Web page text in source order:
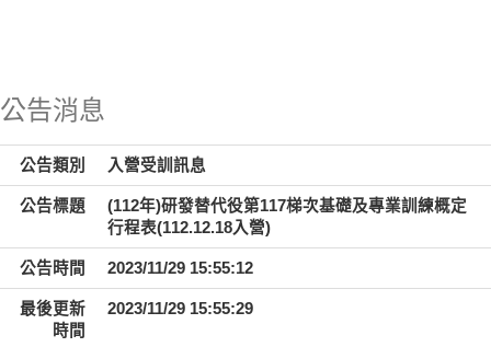
公告消息
公告類別 入營受訓訊息
公告標題
(112年)研發替代役第117梯次基礎及專業訓練概定
行程表(112.12.18入營)
公告時間 2023/11/29 15:55:12
最後更新
時間
2023/11/29 15:55:29